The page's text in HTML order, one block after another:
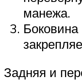
манежа.
Задняя и